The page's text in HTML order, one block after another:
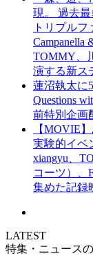
現。 過去
トリプルフ
Campanella
TOMMY、
演する新ス
蓮沼執太に
Questions
前特別企画
【MOVIE
実験的イベ
xiangyu、
コーツ）、
集めた記録
LATEST
特集・ニュース